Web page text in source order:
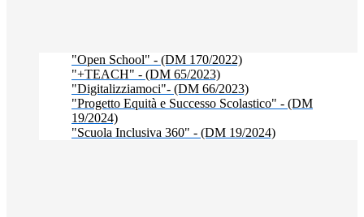
"Open School" - (DM 170/2022)
"+TEACH" - (DM 65/2023)
"Digitalizziamoci"- (DM 66/2023)
"Progetto Equità e Successo Scolastico" - (DM
19/2024)
"Scuola Inclusiva 360" - (DM 19/2024)